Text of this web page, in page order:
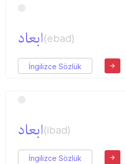
ابعاد(ebad)
İngilizce Sözlük
ابعاد(ibad)
İngilizce Sözlük